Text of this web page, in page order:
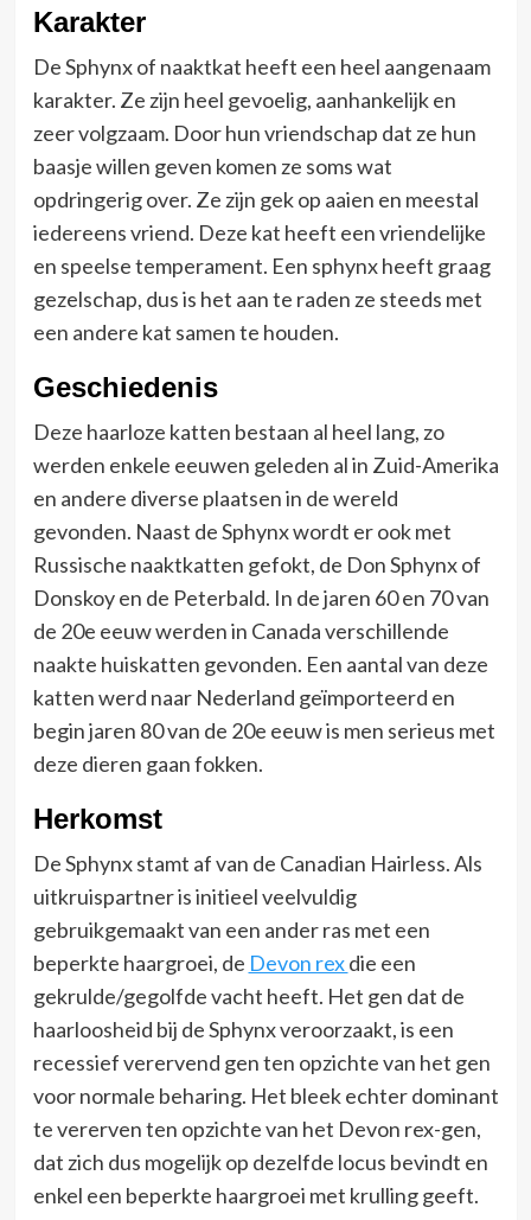
Karakter
De Sphynx of naaktkat heeft een heel aangenaam
karakter. Ze zijn heel gevoelig, aanhankelijk en
zeer volgzaam. Door hun vriendschap dat ze hun
baasje willen geven komen ze soms wat
opdringerig over. Ze zijn gek op aaien en meestal
iedereens vriend. Deze kat heeft een vriendelijke
en speelse temperament. Een sphynx heeft graag
gezelschap, dus is het aan te raden ze steeds met
een andere kat samen te houden.
Geschiedenis
Deze haarloze katten bestaan al heel lang, zo
werden enkele eeuwen geleden al in Zuid-Amerika
en andere diverse plaatsen in de wereld
gevonden. Naast de Sphynx wordt er ook met
Russische naaktkatten gefokt, de Don Sphynx of
Donskoy en de Peterbald. In de jaren 60 en 70 van
de 20e eeuw werden in Canada verschillende
naakte huiskatten gevonden. Een aantal van deze
katten werd naar Nederland geïmporteerd en
begin jaren 80 van de 20e eeuw is men serieus met
deze dieren gaan fokken.
Herkomst
De Sphynx stamt af van de Canadian Hairless. Als
uitkruispartner is initieel veelvuldig
gebruikgemaakt van een ander ras met een
beperkte haargroei, de Devon rexdie een
gekrulde/gegolfde vacht heeft. Het gen dat de
haarloosheid bij de Sphynx veroorzaakt, is een
recessief verervend gen ten opzichte van het gen
voor normale beharing. Het bleek echter dominant
te vererven ten opzichte van het Devon rex-gen,
dat zich dus mogelijk op dezelfde locus bevindt en
enkel een beperkte haargroei met krulling geeft.